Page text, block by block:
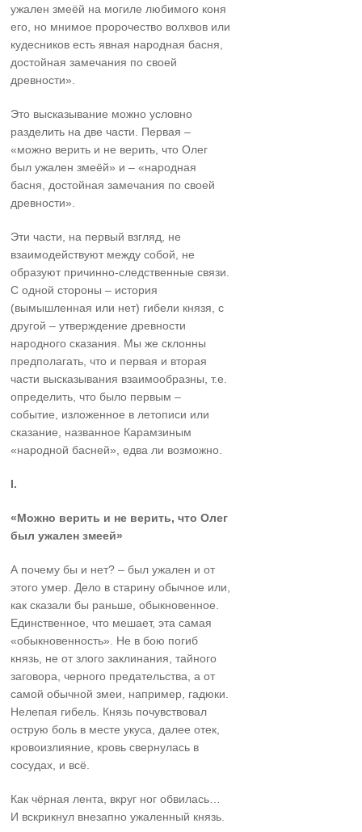
ужален змеёй на могиле любимого коня
его, но мнимое пророчество волхвов или
кудесников есть явная народная басня,
достойная замечания по своей
древности».
Это высказывание можно условно
разделить на две части. Первая –
«можно верить и не верить, что Олег
был ужален змеёй» и – «народная
басня, достойная замечания по своей
древности».
Эти части, на первый взгляд, не
взаимодействуют между собой, не
образуют причинно-следственные связи.
С одной стороны – история
(вымышленная или нет) гибели князя, с
другой – утверждение древности
народного сказания. Мы же склонны
предполагать, что и первая и вторая
части высказывания взаимообразны, т.е.
определить, что было первым –
событие, изложенное в летописи или
сказание, названное Карамзиным
«народной басней», едва ли возможно.
I.
«Можно верить и не верить, что Олег
был ужален змеей»
А почему бы и нет? – был ужален и от
этого умер. Дело в старину обычное или,
как сказали бы раньше, обыкновенное.
Единственное, что мешает, эта самая
«обыкновенность». Не в бою погиб
князь, не от злого заклинания, тайного
заговора, черного предательства, а от
самой обычной змеи, например, гадюки.
Нелепая гибель. Князь почувствовал
острую боль в месте укуса, далее отек,
кровоизлияние, кровь свернулась в
сосудах, и всё.
Как чёрная лента, вкруг ног обвилась…
И вскрикнул внезапно ужаленный князь.